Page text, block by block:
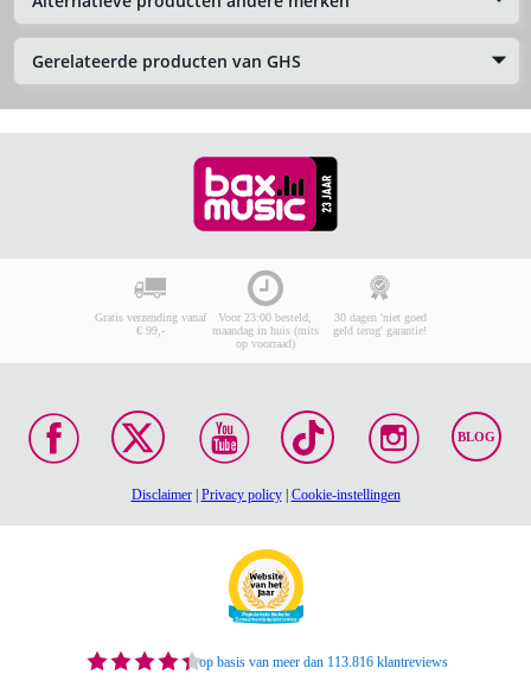
Gerelateerde producten van GHS
Gratis verzending vanaf
€ 99,-
Voor 23:00 besteld,
maandag in huis (mits
op voorraad)
30 dagen 'niet goed
geld terug' garantie!
BLOG
Disclaimer| Privacy policy| Cookie-instellingen
op basis van meer dan 113.816 klantreviews